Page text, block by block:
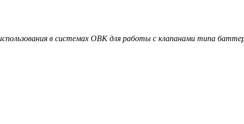
в системах ОВК для работы с клапанами типа